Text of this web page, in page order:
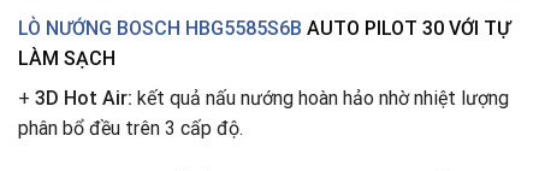
LÒ NƯỚNG BOSCH HBG5585S6B AUTO PILOT 30 VỚI TỰ
LÀM SẠCH
+ 3D Hot Air: kết quả nấu nướng hoàn hảo nhờ nhiệt lượng
phân bổ đều trên 3 cấp độ.